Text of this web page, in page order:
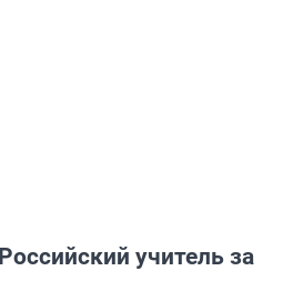
учитель за